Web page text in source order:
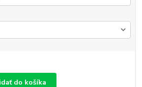
do košíka